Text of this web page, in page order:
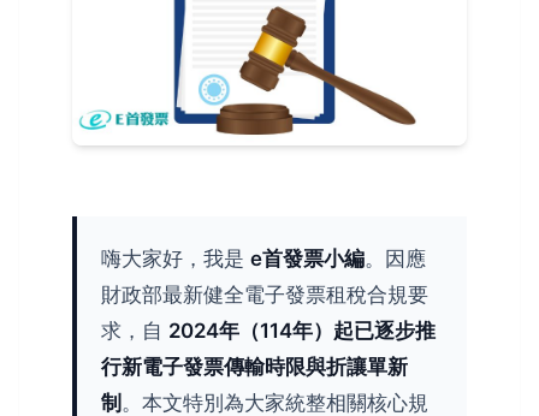
嗨大家好，我是 e首發票小編。因應
財政部最新健全電子發票租稅合規要
求，自 2024年（114年）起已逐步推
行新電子發票傳輸時限與折讓單新
制 。本文特別為大家統整相關核心規